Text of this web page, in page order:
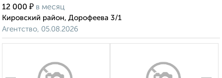
12 000 ₽ в месяц
Кировский район, Дорофеева 3/1
Агентство, 05.08.2026